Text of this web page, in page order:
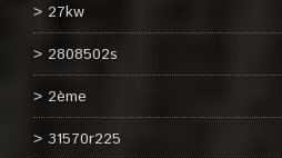
27kw
2808502s
2ème
31570r225